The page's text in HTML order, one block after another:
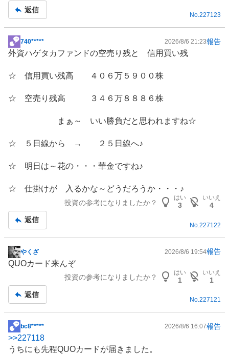
返信
No.227123
掲
示
記
740***** 2026/8/6 21:23報告
外資ハゲタカファンドの空売り残と 信用買い残
☆ 信用買い残高 ４０６万５９００株
☆ 空売り残高 ３４６万８８８６株
まぁ～ いい勝負だと思われますね☆
☆ ５日線から → ２５日線へ♪
☆ 明日は～花の・・・華金ですね♪
☆ 仕掛けが 入るかな～どうだろうか・・・♪
投資の参考になりましたか？
はい
3
いいえ
4
返信
No. 227122
掲
示
事
やくざ 2026/8/6 19:54報告
QUOカード来んぞ
投資の参考になりましたか？
はい
1
いいえ
1
返信
No.227121
掲
示
bc8***** 2026/8/6 16:07報告
>>227118
うちにも先程QUOカードが届きました。